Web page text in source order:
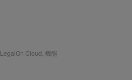
LegalOn Cloud 機能